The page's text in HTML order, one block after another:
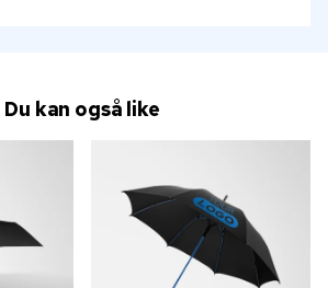
Du kan også like